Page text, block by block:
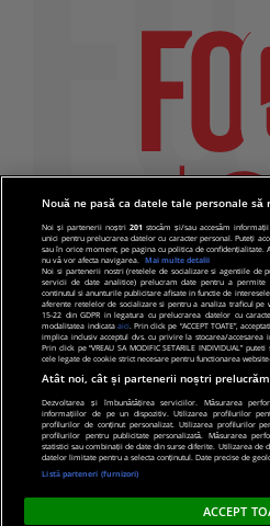
© 2019 PRO TV S.R.L |
de confidentialitate
Nouă ne pasă ca datele tale personale să
Noi și partenerii noștri201 stocăm și/sau accesăm
unici pentru prelucrarea datelor cu caracter personal. Puteți
sau în orice moment, pe pagina cu politica de
nu vă vor afecta navigarea.
Mai multe detalii
Noi si partenerii nostri (retelele de socializare si agentiile de
servicii de date analitice) prelucram date pentru a permite
continutul si anunturile publicitare afisate in functie de
aferente retelelor de socializare si pentru a analiza traficul pe
15-22 din GDPR in legatura cu prelucrarea datelor cu
modalitatea indicata aici. Prin click pe “ACCEPT TOATE”,
implica inclusiv acceptul dvs. cu privire la stocarea/accesarea
Prin click pe “VREAU SA MODIFIC SETARILE INDIVIDUAL”
cele legate de cookie strict necesare pentru functionarea
Atât noi, cât și partenerii noștri
Dezvoltarea și îmbunătățirea serviciilor. Măsurarea
informațiilor de pe un dispozitiv. Utilizarea profilurilor
profilurilor de conținut personalizat. Utilizarea profilurilor
profilurilor pentru publicitate personalizată. Măsurarea
statistici sau combinații de date din surse diferite. Utilizarea de
datelor limitate pentru a selecta conținutul. Date precise de
Listă parteneri (furnizori)
ACCEPT